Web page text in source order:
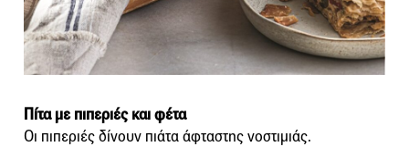
Πίτα με πιπεριές και φέτα
Οι πιπεριές δίνουν πιάτα άφταστης νοστιμιάς.